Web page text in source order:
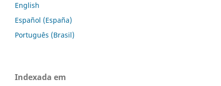
English
Español (España)
Português (Brasil)
Indexada em